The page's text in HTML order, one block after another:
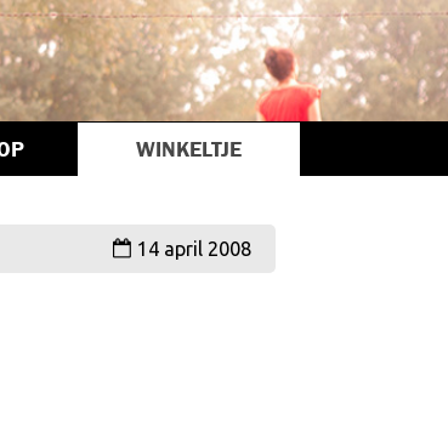
WINKELTJE
14 april 2008